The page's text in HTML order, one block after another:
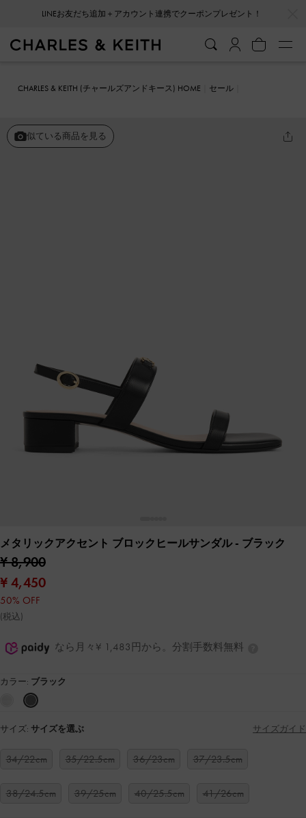
LINEお友だち追加＋アカウント連携でクーポンプレゼント！
CHARLES & KEITH (チャールズアンドキース) HOME
セール
似ている商品を見る
メタリックアクセント ブロックヒールサンダル- ブラック
¥ 8,900
¥ 4,450
50% OFF
(税込)
なら月々¥ 1,483円から。分割手数料無料
カラー: ブラック
サイズ: サイズを選ぶ サイズガイド
34/22cm 35/22.5cm 36/23cm 37/23.5cm
38/24.5cm 39/25cm 40/25.5cm 41/26cm